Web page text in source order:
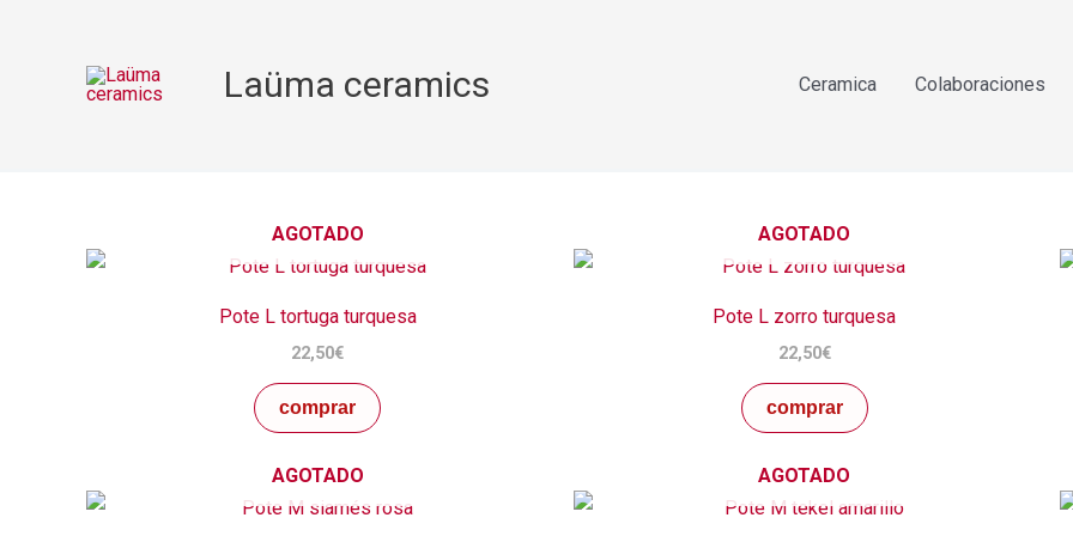
Laüma ceramics Ceramica Colaboraciones
AGOTADO
Pote L tortuga turquesa
22,50€
comprar
AGOTADO
Pote L zorro turquesa
22,50€
comprar
AGOTADO AGOTADO